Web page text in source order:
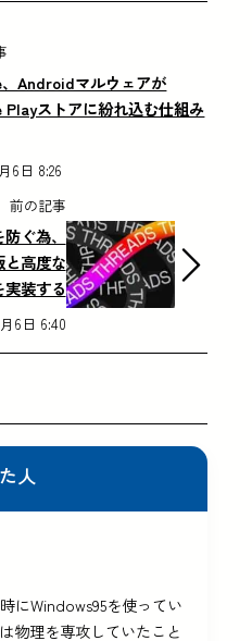
Androidマルウェアが
Playストアに紛れ込む仕組み
6日 8:26
前の記事
ぐ為、
高度な
装する
6日 6:40
人
にWindows95を使ってい
物理を専攻していたこと